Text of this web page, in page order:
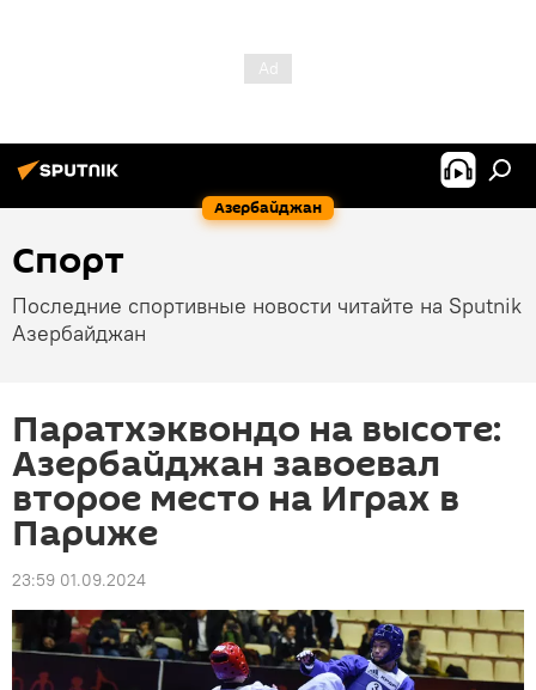
Азербайджан
Спорт
Последние спортивные новости читайте на Sputnik
Азербайджан
Паратхэквондо на высоте:
Азербайджан завоевал
второе место на Играх в
Париже
23:59 01.09.2024